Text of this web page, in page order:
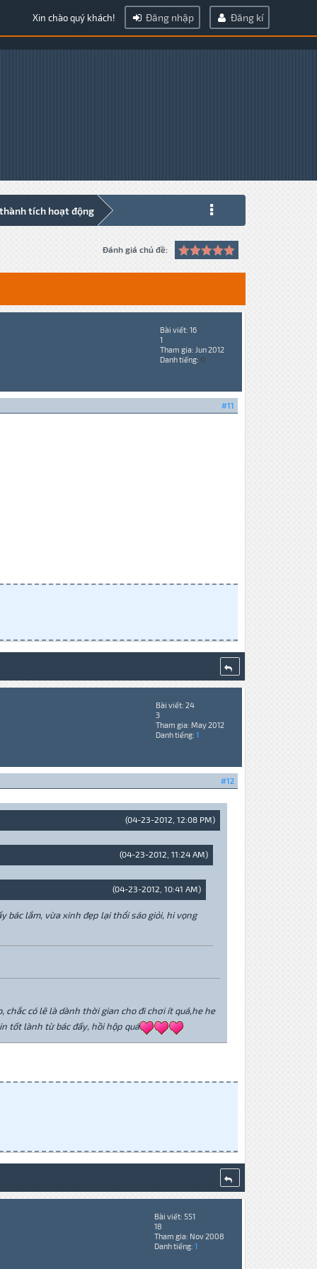
Xin chào quý khách! Đăng nhập Đăng kí
thành tích hoạt động
Đánh giá chủ đề:
Bài viết: 16
1
Tham gia: Jun 2012
Danh tiếng: 0
#11
Bài viết: 24
3
Tham gia: May 2012
Danh tiếng: 1
#12
(04-23-2012, 12:08 PM)
(04-23-2012, 11:24 AM)
(04-23-2012, 10:41 AM)
bác lắm, vừa xinh đẹp lại thổi sáo giỏi, hi vọng
chắc có lẽ là dành thời gian cho đi chơi ít quá,he he
tốt lành từ bác đấy, hồi hộp quá
Bài viết: 551
18
Tham gia: Nov 2008
Danh tiếng: 1